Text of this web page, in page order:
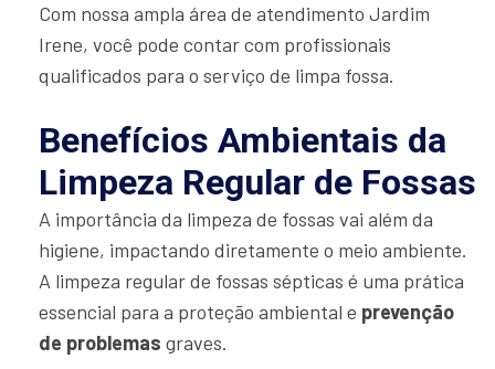
Com nossa ampla área de atendimento Jardim
Irene, você pode contar com profissionais
qualificados para o serviço de limpa fossa.
Benefícios Ambientais da
Limpeza Regular de Fossas
A importância da limpeza de fossas vai além da
higiene, impactando diretamente o meio ambiente.
A limpeza regular de fossas sépticas é uma prática
essencial para a proteção ambiental e prevenção
de problemas graves.